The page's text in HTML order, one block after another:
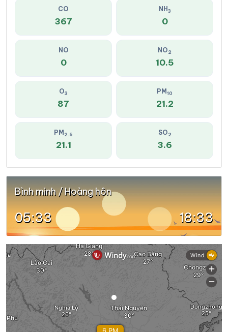
CO
367
NH 3
0
NO
0
NO2
10.5
O3
87
PM 10
21.2
PM 2.5
21.1
SO2
3.6
Bình minh / Hoàng hôn
05:33 18:33